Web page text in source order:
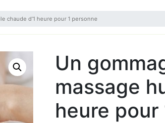
chaude d’1 heure pour 1 personne
Un
massage
heure pour